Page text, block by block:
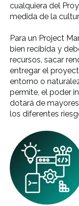
cualquiera del
medida de la
Para un Project
bien recibida y
recursos, sacar
entregar el
entorno o
permite, el poder
dotará de
los diferentes